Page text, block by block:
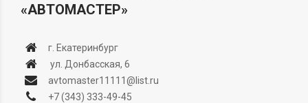
«АВТОМАСТЕР»
г. Екатеринбург
ул. Донбасская, 6
avtomaster11111@list.ru
+7 (343) 333-49-45